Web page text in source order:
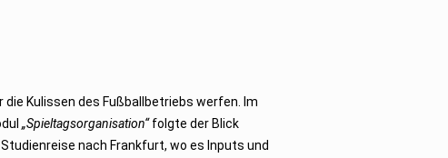
Kulissen des Fußballbetriebs werfen. Im
„Spieltagsorganisation“folgte der Blick
nach Frankfurt, wo es Inputs und